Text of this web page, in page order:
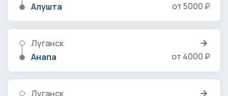
Алушта
от 5000 ₽
Луганск
Анапа
от 4000 ₽
Луганск